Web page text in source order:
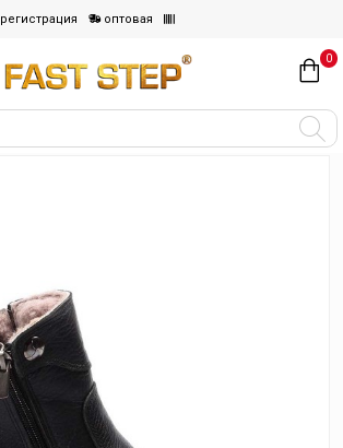
регистрация оптовая
0